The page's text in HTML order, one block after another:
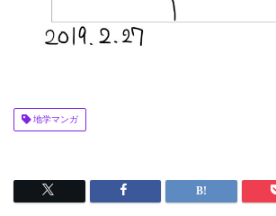
地学マンガ